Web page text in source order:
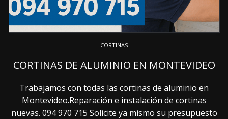
CORTINAS
CORTINAS DE ALUMINIO EN MONTEVIDEO
Trabajamos con todas las cortinas de aluminio en
Montevideo.Reparación e instalación de cortinas
nuevas. 094 970 715 Solicite ya mismo su presupuesto